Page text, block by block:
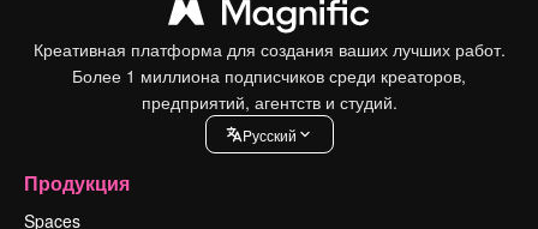
Креативная платформа для создания ваших лучших работ.
Более 1 миллиона подписчиков среди креаторов,
предприятий, агентств и студий.
Pусский
Продукция
Spaces